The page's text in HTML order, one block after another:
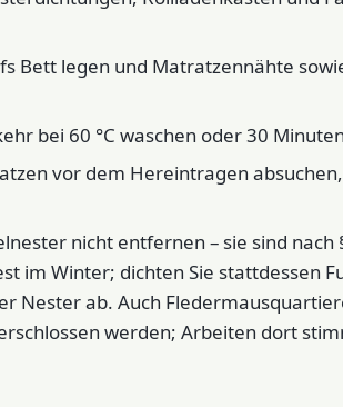
Bett legen und Matratzennähte
bei 60 °C waschen oder 30
vor dem Hereintragen
nicht entfernen – sie sind nach
im Winter; dichten Sie stattdessen
Nester ab. Auch
werden; Arbeiten dort